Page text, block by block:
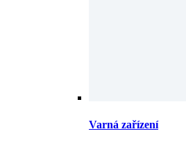
Varná zařízení